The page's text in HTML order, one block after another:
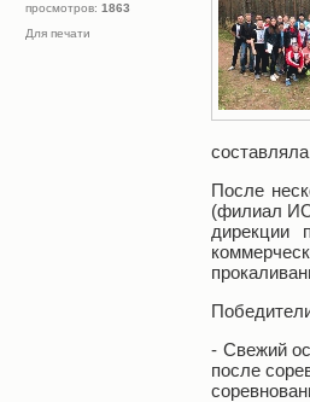
просмотров: 1863
Для печати
После
(филиал
дирекции
- Свежий
после